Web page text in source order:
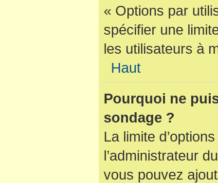
« Options par
spécifier une
les utilisateurs à
Haut
Pourquoi ne
sondage ?
La limite
l’administrateur
vous pouvez